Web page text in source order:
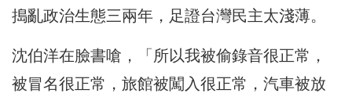
搗亂政治生態三兩年，足證台灣民主太淺薄。
沈伯洋在臉書嗆，「所以我被偷錄音很正常，
被冒名很正常，旅館被闖入很正常，汽車被放